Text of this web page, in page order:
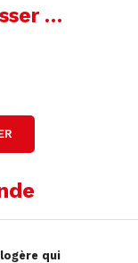
la Rade
…
qui